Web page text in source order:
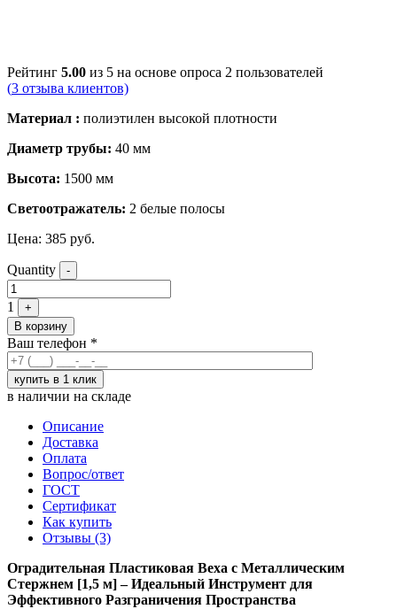
Рейтинг 5.00 из 5 на основе опроса 2 пользователей
(3 отзыва клиентов)
Материал : полиэтилен высокой плотности
Диаметр трубы: 40 мм
Высота: 1500 мм
Светоотражатель: 2 белые полосы
Цена: 385 руб.
Quantity -
1
+
В корзину
Ваш телефон *
в наличии на складе
Описание
Доставка
Оплата
Вопрос/ответ
ГОСТ
Сертификат
Как купить
Отзывы (3)
Оградительная Пластиковая Веха с Металлическим
Стержнем [1,5 м] – Идеальный Инструмент для
Эффективного Разграничения Пространства